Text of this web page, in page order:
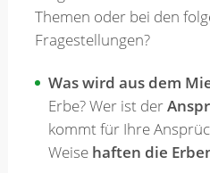
Themen oder bei den
Fragestellungen?
Was wird aus dem
Erbe? Wer ist der
kommt für Ihre
Weise haften die